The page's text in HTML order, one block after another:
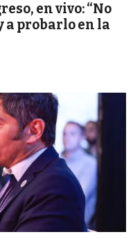
en vivo: “No
a probarlo en la